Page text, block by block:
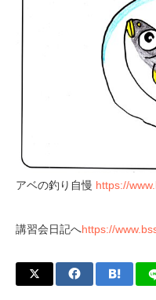
アベの釣り自慢 https://
講習会日記へhttps://